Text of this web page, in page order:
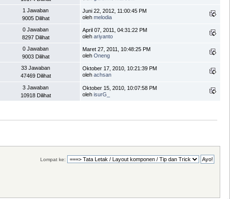
1 Jawaban
9005 Dilihat
Juni 22, 2012, 11:00:45 PM
oleh melodia
0 Jawaban
8297 Dilihat
April 07, 2011, 04:31:22 PM
oleh ariyanto
0 Jawaban
9003 Dilihat
Maret 27, 2011, 10:48:25 PM
oleh Oneng
33 Jawaban
47469 Dilihat
Oktober 17, 2010, 10:21:39 PM
oleh achsan
3 Jawaban
10918 Dilihat
Oktober 15, 2010, 10:07:58 PM
oleh isurG_
Lompat ke: